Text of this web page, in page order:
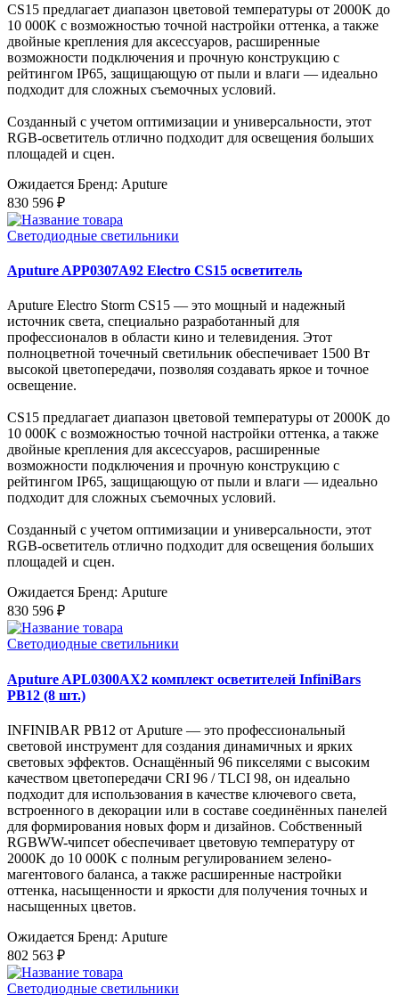
CS15 предлагает диапазон цветовой температуры от 2000K до
10 000K с возможностью точной настройки оттенка, а также
двойные крепления для аксессуаров, расширенные
возможности подключения и прочную конструкцию с
рейтингом IP65, защищающую от пыли и влаги — идеально
подходит для сложных съемочных условий.
Созданный с учетом оптимизации и универсальности, этот
RGB-осветитель отлично подходит для освещения больших
площадей и сцен.
Ожидается Бренд: Aputure
830 596 ₽
Светодиодные светильники
Aputure APP0307A92 Electro CS15 осветитель
Aputure Electro Storm CS15 — это мощный и надежный
источник света, специально разработанный для
профессионалов в области кино и телевидения. Этот
полноцветной точечный светильник обеспечивает 1500 Вт
высокой цветопередачи, позволяя создавать яркое и точное
освещение.
CS15 предлагает диапазон цветовой температуры от 2000K до
10 000K с возможностью точной настройки оттенка, а также
двойные крепления для аксессуаров, расширенные
возможности подключения и прочную конструкцию с
рейтингом IP65, защищающую от пыли и влаги — идеально
подходит для сложных съемочных условий.
Созданный с учетом оптимизации и универсальности, этот
RGB-осветитель отлично подходит для освещения больших
площадей и сцен.
Ожидается Бренд: Aputure
830 596 ₽
Светодиодные светильники
Aputure APL0300AX2 комплект осветителей InfiniBars
PB12 (8 шт.)
INFINIBAR PB12 от Aputure — это профессиональный
световой инструмент для создания динамичных и ярких
световых эффектов. Оснащённый 96 пикселями с высоким
качеством цветопередачи CRI 96 / TLCI 98, он идеально
подходит для использования в качестве ключевого света,
встроенного в декорации или в составе соединённых панелей
для формирования новых форм и дизайнов. Собственный
RGBWW-чипсет обеспечивает цветовую температуру от
2000K до 10 000K с полным регулированием зелено-
магентового баланса, а также расширенные настройки
оттенка, насыщенности и яркости для получения точных и
насыщенных цветов.
Ожидается Бренд: Aputure
802 563 ₽
Светодиодные светильники